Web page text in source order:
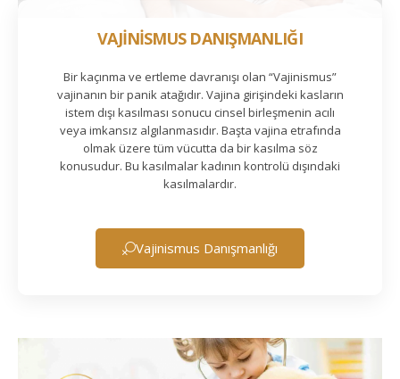
VAJİNİSMUS DANIŞMANLIĞI
Bir kaçınma ve ertleme davranışı olan “Vajinismus”
vajinanın bir panik atağıdır. Vajina girişindeki kasların
istem dışı kasılması sonucu cinsel birleşmenin acılı
veya imkansız algılanmasıdır. Başta vajina etrafında
olmak üzere tüm vücutta da bir kasılma söz
konusudur. Bu kasılmalar kadının kontrolü dışındaki
kasılmalardır.
Vajinismus Danışmanlığı